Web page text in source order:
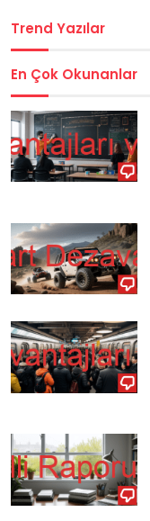
Trend Yazılar
En Çok Okunanlar